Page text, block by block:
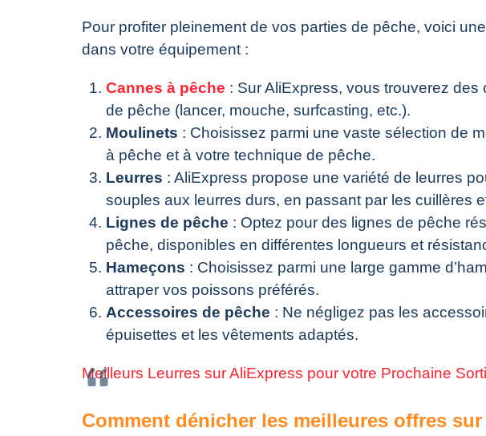
Pour profiter pleinement de vos parties de pêche, voici
dans votre équipement :
Cannes à pêche : Sur AliExpress, vous trouverez
de pêche (lancer, mouche, surfcasting, etc.).
Moulinets : Choisissez parmi une vaste sélection de
à pêche et à votre technique de pêche.
Leurres : AliExpress propose une variété de leurres
souples aux leurres durs, en passant par les cuillères
Lignes de pêche : Optez pour des lignes de pêche
pêche, disponibles en différentes longueurs et
Hameçons : Choisissez parmi une large gamme
attraper vos poissons préférés.
Accessoires de pêche : Ne négligez pas les
épuisettes et les vêtements adaptés.
Meilleurs Leurres sur AliExpress pour votre Prochaine
Comment dénicher les meilleures offres